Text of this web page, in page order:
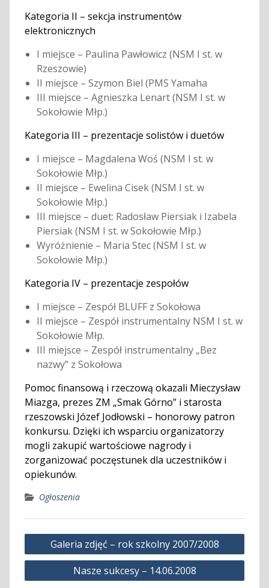
Kategoria II – sekcja instrumentów
elektronicznych
I miejsce – Paulina Pawłowicz (NSM I st. w
Rzeszowie)
II miejsce – Szymon Biel (PMS Yamaha
III miejsce – Agnieszka Lenart (NSM I st. w
Sokołowie Młp.)
Kategoria III – prezentacje solistów i duetów
I miejsce – Magdalena Woś (NSM I st. w
Sokołowie Młp.)
II miejsce – Ewelina Cisek (NSM I st. w
Sokołowie Młp.)
III miejsce – duet: Radosław Piersiak i Izabela
Piersiak (NSM I st. w Sokołowie Młp.)
Wyróżnienie – Maria Stec (NSM I st. w
Sokołowie Młp.)
Kategoria IV – prezentacje zespołów
I miejsce – Zespół BLUFF z Sokołowa
II miejsce – Zespół instrumentalny NSM I st. w
Sokołowie Młp.
III miejsce – Zespół instrumentalny „Bez
nazwy” z Sokołowa
Pomoc finansową i rzeczową okazali Mieczysław
Miazga, prezes ZM „Smak Górno” i starosta
rzeszowski Józef Jodłowski – honorowy patron
konkursu. Dzięki ich wsparciu organizatorzy
mogli zakupić wartościowe nagrody i
zorganizować poczęstunek dla uczestników i
opiekunów.
Ogłoszenia
Nawigacja
wpisu
Galeria zdjęć – rok szkolny 2007/2008
Nasze sukcesy – 14.06.2008